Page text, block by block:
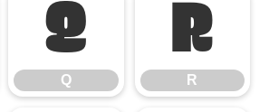
Q
Q
R
R